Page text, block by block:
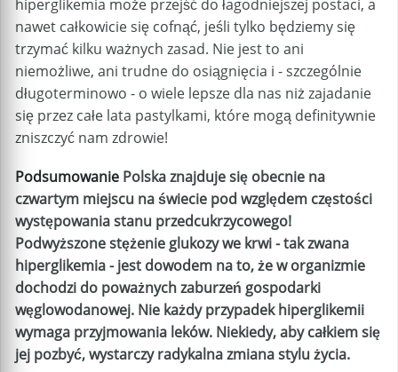
hiperglikemia może przejść do łagodniejszej postaci, a
nawet całkowicie się cofnąć, jeśli tylko będziemy się
trzymać kilku ważnych zasad. Nie jest to ani
niemożliwe, ani trudne do osiągnięcia i - szczególnie
długoterminowo - o wiele lepsze dla nas niż zajadanie
się przez całe lata pastylkami, które mogą definitywnie
zniszczyć nam zdrowie!
Podsumowanie Polska znajduje się obecnie na
czwartym miejscu na świecie pod względem częstości
występowania stanu przedcukrzycowego!
Podwyższone stężenie glukozy we krwi - tak zwana
hiperglikemia - jest dowodem na to, że w organizmie
dochodzi do poważnych zaburzeń gospodarki
węglowodanowej. Nie każdy przypadek hiperglikemii
wymaga przyjmowania leków. Niekiedy, aby całkiem się
jej pozbyć, wystarczy radykalna zmiana stylu życia.